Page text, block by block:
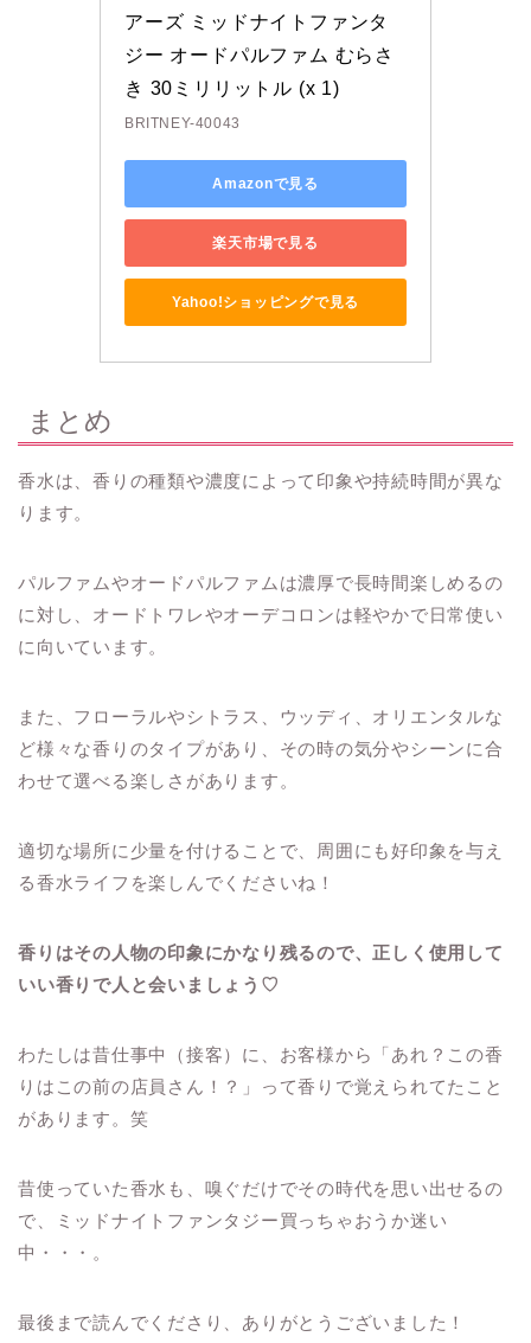
アーズ ミッドナイトファンタ
ジー オードパルファム むらさ
き 30ミリリットル (x 1)
BRITNEY-40043
Amazonで見る
楽天市場で見る
Yahoo!ショッピングで見る
まとめ
香水は、香りの種類や濃度によって印象や持続時間が異な
ります。
パルファムやオードパルファムは濃厚で長時間楽しめるの
に対し、オードトワレやオーデコロンは軽やかで日常使い
に向いています。
また、フローラルやシトラス、ウッディ、オリエンタルな
ど様々な香りのタイプがあり、その時の気分やシーンに合
わせて選べる楽しさがあります。
適切な場所に少量を付けることで、周囲にも好印象を与え
る香水ライフを楽しんでくださいね！
香りはその人物の印象にかなり残るので、正しく使用して
いい香りで人と会いましょう♡
わたしは昔仕事中（接客）に、お客様から「あれ？この香
りはこの前の店員さん！？」って香りで覚えられてたこと
があります。笑
昔使っていた香水も、嗅ぐだけでその時代を思い出せるの
で、ミッドナイトファンタジー買っちゃおうか迷い
中・・・。
最後まで読んでくださり、ありがとうございました！